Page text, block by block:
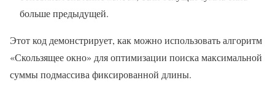
больше предыдущей.
Этот код демонстрирует, как можно использовать алгоритм
«Скользящее окно» для оптимизации поиска максимальной
суммы подмассива фиксированной длины.